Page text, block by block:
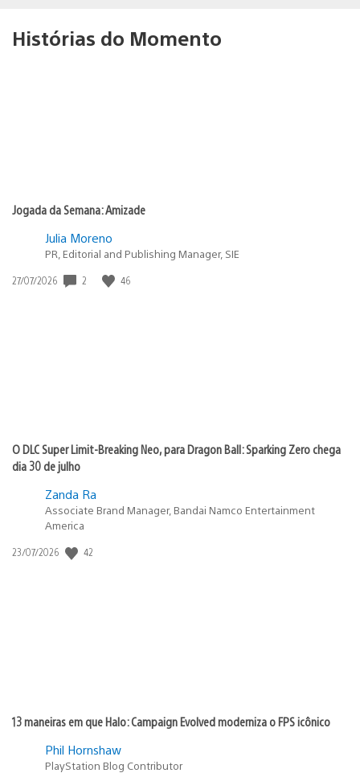
Histórias do Momento
Jogada da Semana: Amizade
Julia Moreno
PR, Editorial and Publishing Manager, SIE
Data
27/07/2026 2 46
O DLC Super Limit-Breaking Neo, para Dragon Ball: Sparking Zero chega
dia 30 de julho
Zanda Ra
Associate Brand Manager, Bandai Namco Entertainment
America
Data
23/07/2026 42
13 maneiras em que Halo: Campaign Evolved moderniza o FPS icônico
Phil Hornshaw
PlayStation Blog Contributor